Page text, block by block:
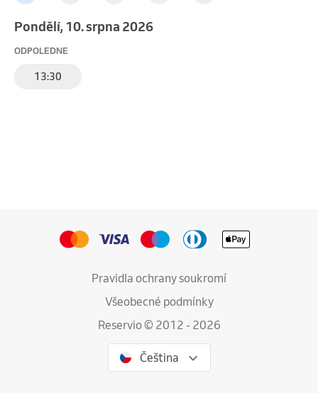
pondělí, 10. srpna 2026
ODPOLEDNE
13:30
Pravidla ochrany soukromí
Všeobecné podmínky
Reservio © 2012 - 2026
Čeština